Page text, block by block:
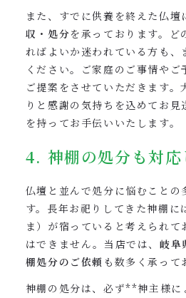
また、すでに供養を終えた仏壇
収・処分を承っております。ど
ればよいか迷われている方も、
ください。ご家庭のご事情や
ご提案をさせていただきます。
りと感謝の気持ちを込めてお
を持ってお手伝いいたします。
4. 神棚の処分も対応
仏壇と並んで処分に悩むことの
す。長年お祀りしてきた神棚に
ま）が宿っていると考えられて
はできません。当店では、岐阜
棚処分のご依頼 も数多く承って
神棚の処分は、必ず**神主様に